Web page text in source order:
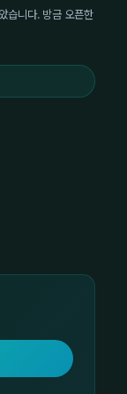
습니다. 방금 오픈한